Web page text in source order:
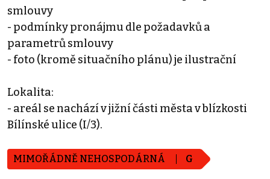
smlouvy
- podmínky pronájmu dle požadavků a
parametrů smlouvy
- foto (kromě situačního plánu) je ilustrační
Lokalita:
- areál se nachází v jižní části města v blízkosti
Bílínské ulice (I/3).
MIMOŘÁDNĚ NEHOSPODÁRNÁ G